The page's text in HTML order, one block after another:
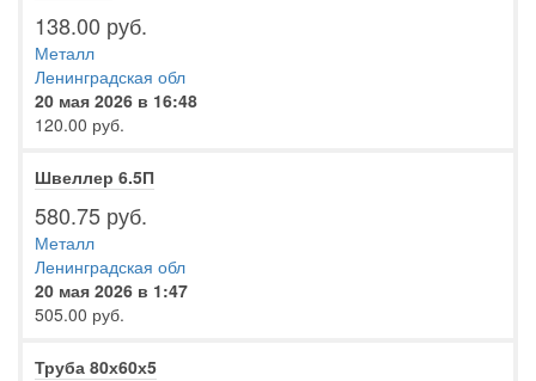
138.00 руб.
Металл
Ленинградская обл
20 мая 2026 в 16:48
120.00 руб.
Швеллер 6.5П
580.75 руб.
Металл
Ленинградская обл
20 мая 2026 в 1:47
505.00 руб.
Труба 80х60х5